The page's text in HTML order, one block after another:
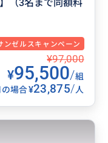
（3名まで同額料
ンゼルスキャンペーン
¥97,000
¥95,500/組
場合¥23,875/人